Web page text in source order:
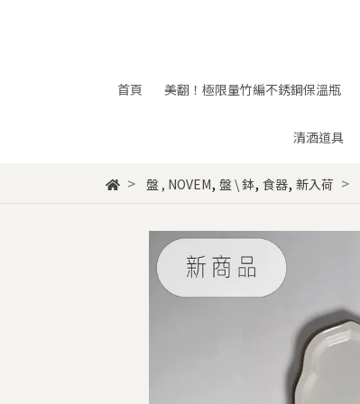
首頁 美翻！極限量竹編不銹鋼保溫瓶
清酒道具
盤, NOVEM, 盤 \ 鉢, 食器, 新入荷